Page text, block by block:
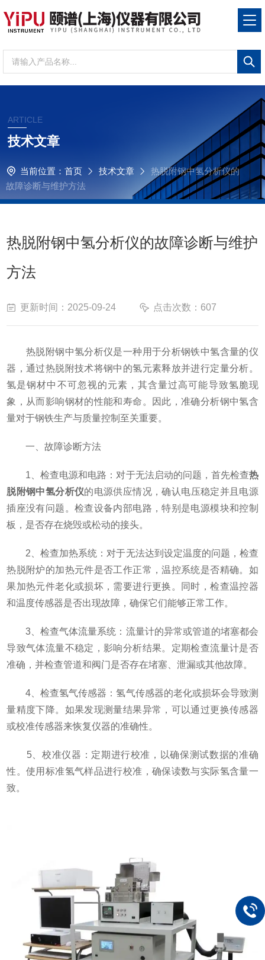
ARTICLE
技术文章
当前位置： 首页 技术文章
热脱附钢中氢分析仪的
故障诊断与维护方法
热脱附钢中氢分析仪的故障诊断与维护
方法
更新时间：2025-09-24 点击次数：607
热脱附钢中氢分析仪是一种用于分析钢铁中氢含量的仪
器，通过热脱附技术将钢中的氢元素释放并进行定量分析。
氢是钢材中不可忽视的元素，其含量过高可能导致氢脆现
象，从而影响钢材的性能和寿命。因此，准确分析钢中氢含
量对于钢铁生产与质量控制至关重要。
一、故障诊断方法
1、检查电源和电路：对于无法启动的问题，首先检查热
脱附钢中氢分析仪的电源供应情况，确认电压稳定并且电源
插座没有问题。检查设备内部电路，特别是电源模块和控制
板，是否存在烧毁或松动的接头。
2、检查加热系统：对于无法达到设定温度的问题，检查
热脱附炉的加热元件是否工作正常，温控系统是否精确。如
果加热元件老化或损坏，需要进行更换。同时，检查温控器
和温度传感器是否出现故障，确保它们能够正常工作。
3、检查气体流量系统：流量计的异常或管道的堵塞都会
导致气体流量不稳定，影响分析结果。定期检查流量计是否
准确，并检查管道和阀门是否存在堵塞、泄漏或其他故障。
4、检查氢气传感器：氢气传感器的老化或损坏会导致测
量精度下降。如果发现测量结果异常，可以通过更换传感器
或校准传感器来恢复仪器的准确性。
5、校准仪器：定期进行校准，以确保测试数据的准确
性。使用标准氢气样品进行校准，确保读数与实际氢含量一
致。